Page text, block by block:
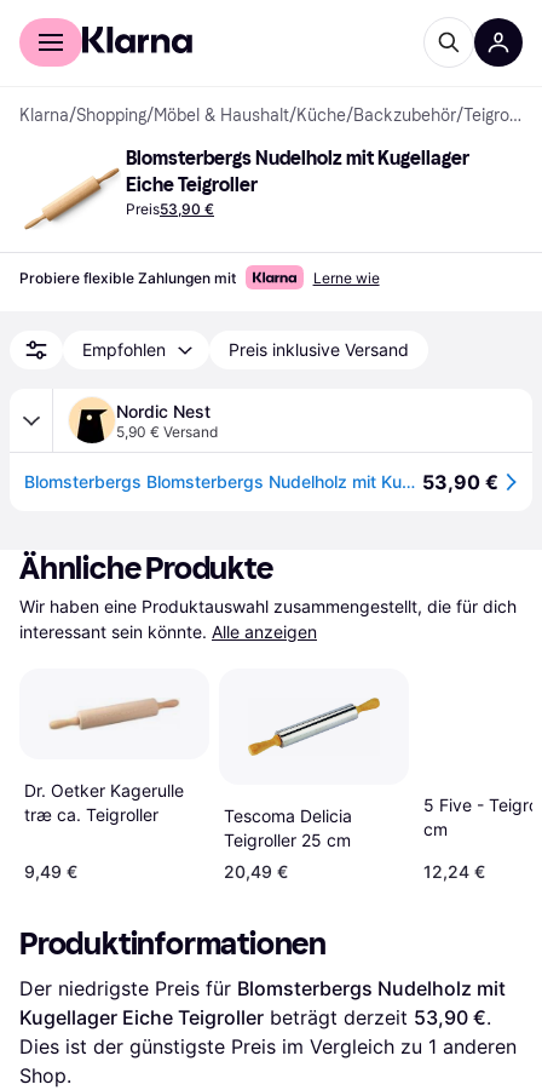
Für Shopper
Klarna/Shopping/Möbel & Haushalt/Küche/Backzubehör/ Teigroller
Blomsterbergs Nudelholz mit Kugellager
Eiche Teigroller
Preis53,90 €
Probiere flexible Zahlungen mit Lerne wie
Empfohlen Preis inklusive Versand
Nordic Nest
5,90 € Versand
Blomsterbergs Blomsterbergs Nudelholz mit Kugellager Eiche 53,90 €
Ähnliche Produkte
Wir haben eine Produktauswahl zusammengestellt, die für dich
interessant sein könnte. Alle anzeigen
Dr. Oetker Kagerulle
træ ca. Teigroller
9,49 €
Tescoma Delicia
Teigroller 25 cm
20,49 €
5 Five -
cm
12,24 €
Produktinformationen
Der niedrigste Preis für Blomsterbergs Nudelholz mit
Kugellager Eiche Teigroller beträgt derzeit 53,90 €.
Dies ist der günstigste Preis im Vergleich zu 1 anderen
Shop.